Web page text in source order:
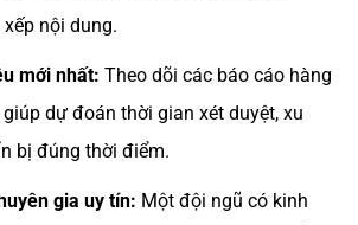
nội dung.
mới nhất: Theo dõi các báo cáo hàng
giúp dự đoán thời gian xét duyệt, xu
bị đúng thời điểm.
gia uy tín: Một đội ngũ có kinh